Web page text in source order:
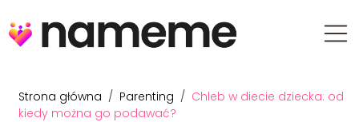
Strona główna / Parenting / Chleb w diecie dziecka: od
kiedy można go podawać?